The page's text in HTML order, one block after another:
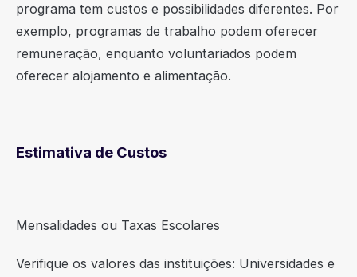
programa tem custos e possibilidades diferentes. Por
exemplo, programas de trabalho podem oferecer
remuneração, enquanto voluntariados podem
oferecer alojamento e alimentação.
Estimativa de Custos
Mensalidades ou Taxas Escolares
Verifique os valores das instituições: Universidades e